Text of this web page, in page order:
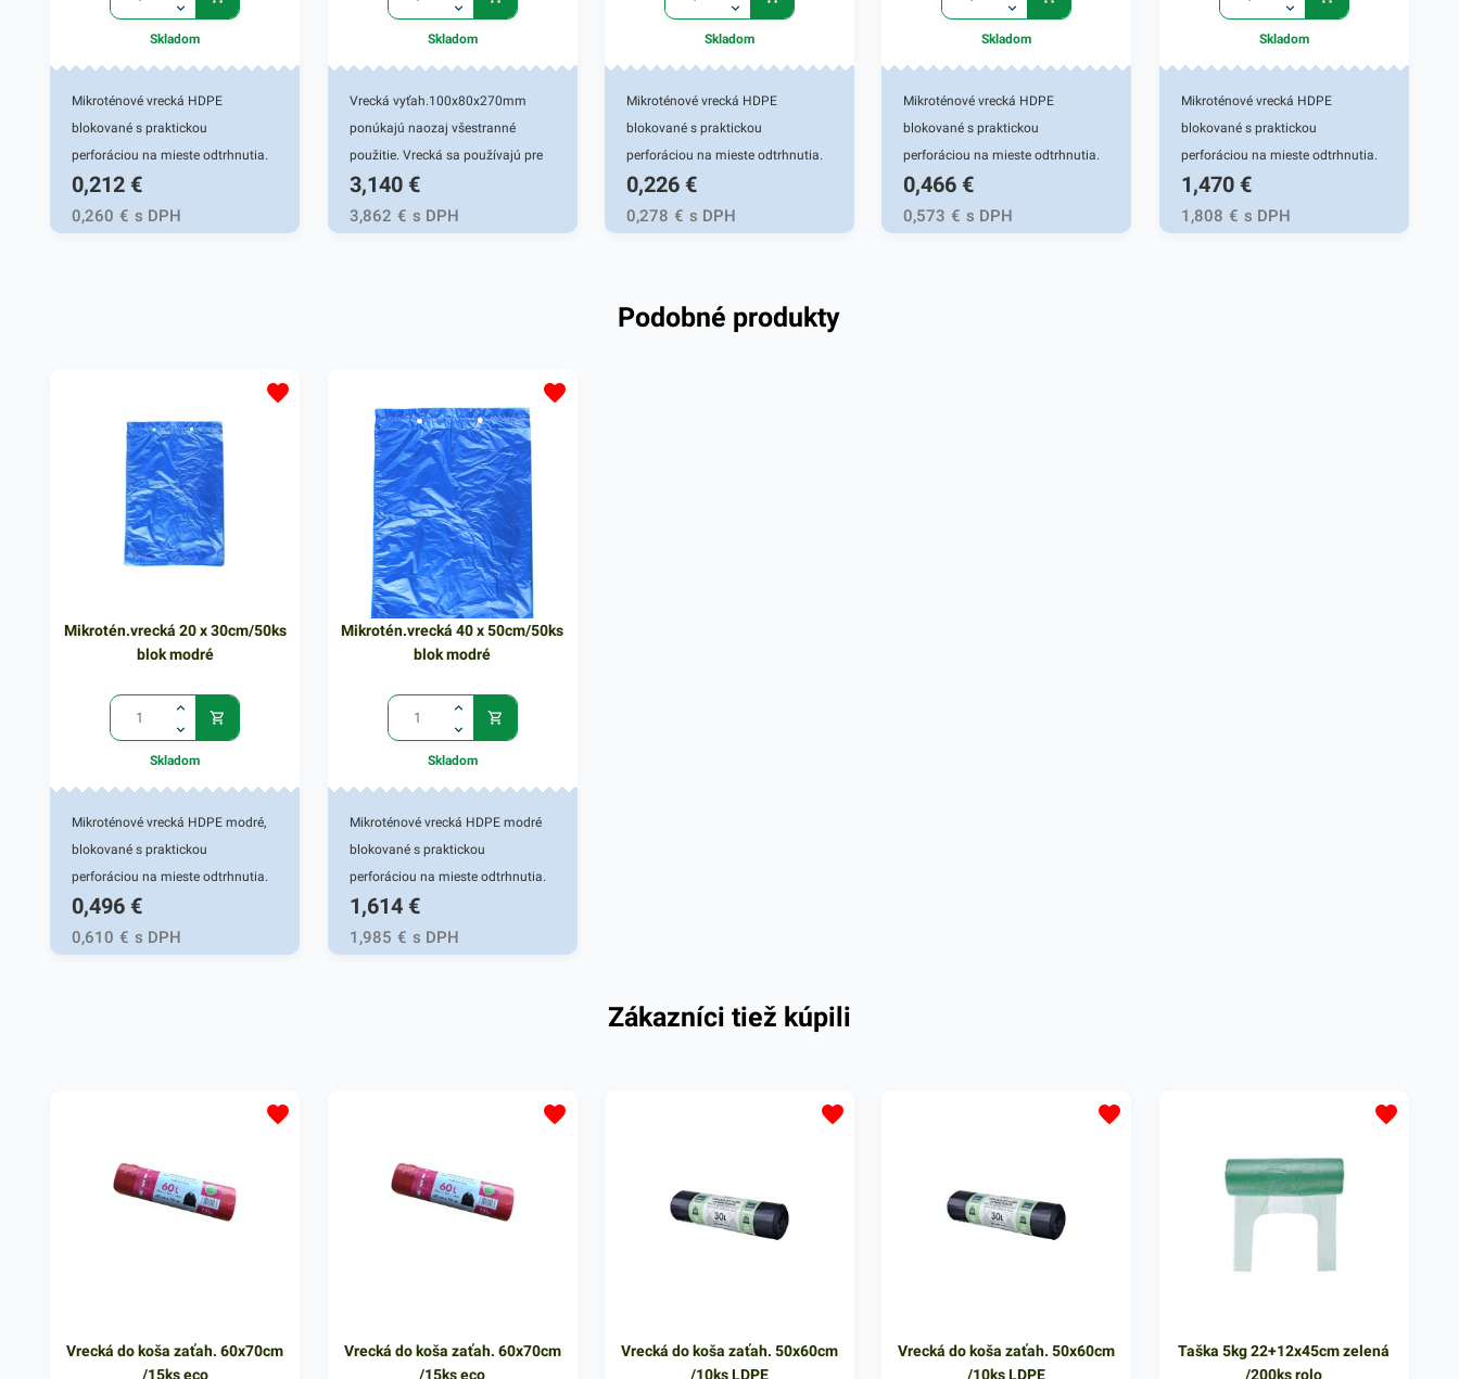
Skladom
Mikroténové vrecká HDPE
blokované s praktickou
perforáciou na mieste odtrhnutia.
Používajú sa na uchovanie a
uskladnenie potravín, ovocia a
zeleniny, pečiva, v mäsiarstvach a
0,212 €
0,260 € s DPH
Skladom
Vrecká vyťah.100x80x270mm
ponúkajú naozaj všestranné
použitie. Vrecká sa používajú pre
balenie rôznych potravín, sú
vhodné na uskladnenie v
chladničke i v mrazničke. Sú
potrebných predmetov a potravín.
Vrecko sa vyznačuje ľubovoľným
spôsobom uzavretia - zlepením,
zvarením, či zasvorkovaním.
Balenie obsahuje 1000 ks
vyťahovacích vreciek. V našej
ponuke nájdete ďalšie podobné
produkty, ktoré vás zaručene
oslovia.
3,140 €
3,862 € s DPH
Skladom
Mikroténové vrecká HDPE
blokované s praktickou
perforáciou na mieste odtrhnutia.
Používajú sa na uchovanie a
uskladnenie potravín, ovocia a
zeleniny, pečiva, v mäsiarstvach a
domácnostiach. Miktroténové
0,226 €
0,278 € s DPH
Skladom
Mikroténové vrecká HDPE
blokované s praktickou
perforáciou na mieste odtrhnutia.
Používajú sa na uchovanie a
uskladnenie potravín, ovocia a
zeleniny, pečiva, v mäsiarstvach a
0,466 €
0,573 € s DPH
Skladom
Mikroténové vrecká HDPE
blokované s praktickou
perforáciou na mieste odtrhnutia.
Používajú sa na uchovanie a
uskladnenie potravín, ovocia a
zeleniny, pečiva, v mäsiarstvach a
1,470 €
1,808 € s DPH
Podobné produkty
Mikrotén.vrecká 20 x 30cm/50ks
blok modré
Skladom
Mikroténové vrecká HDPE modré,
blokované s praktickou
perforáciou na mieste odtrhnutia.
Používajú sa na uchovanie a
uskladnenie potravín, ovocia a
zeleniny, pečiva, v mäsiarstvach a
0,496 €
0,610 € s DPH
Mikrotén.vrecká 40 x 50cm/50ks
blok modré
Skladom
Mikroténové vrecká HDPE modré
blokované s praktickou
perforáciou na mieste odtrhnutia.
Používajú sa na uchovanie a
uskladnenie potravín, ovocia a
zeleniny, pečiva, v mäsiarstvach a
1,614 €
1,985 € s DPH
Zákazníci tiež kúpili
Vrecká do koša zaťah. 60x70cm
/15ks eco
Vrecká do koša zaťah. 60x70cm
/15ks eco
Vrecká do koša zaťah. 50x60cm
/10ks LDPE
Vrecká do koša zaťah. 50x60cm
/10ks LDPE
Taška 5kg 22+12x45cm zelená
/200ks rolo